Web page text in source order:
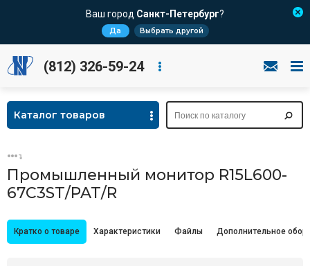
Ваш город Санкт-Петербург?
Да Выбрать другой
(812) 326-59-24
Каталог товаров
Промышленный монитор R15L600-
67C3ST/PAT/R
Кратко о товаре Характеристики Файлы Дополнительное